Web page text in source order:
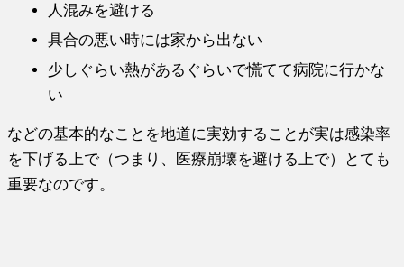
人混みを避ける
具合の悪い時には家から出ない
少しぐらい熱があるぐらいで慌てて病院に行かな
い
などの基本的なことを地道に実効することが実は感染率
を下げる上で（つまり、医療崩壊を避ける上で）とても
重要なのです。